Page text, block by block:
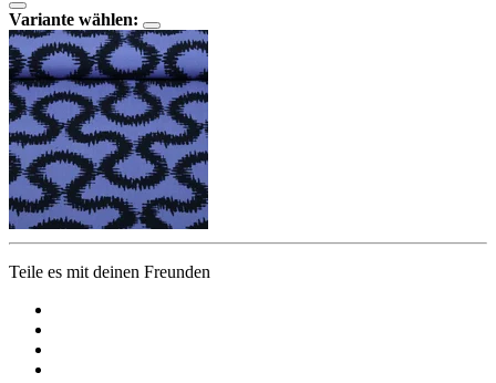
Variante wählen:
Teile es mit deinen Freunden